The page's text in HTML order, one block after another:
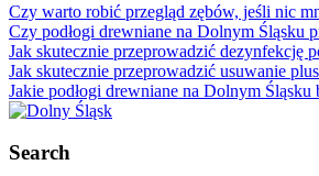
Czy warto robić przegląd zębów, jeśli nic
Czy podłogi drewniane na Dolnym Śląsku
Jak skutecznie przeprowadzić dezynfekcję
Jak skutecznie przeprowadzić usuwanie
Jakie podłogi drewniane na Dolnym Śląsku
Search